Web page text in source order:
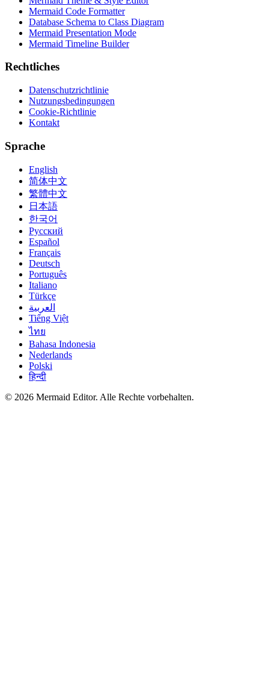
Mermaid Code Formatter
Database Schema to Class Diagram
Mermaid Presentation Mode
Mermaid Timeline Builder
Rechtliches
Datenschutzrichtlinie
Nutzungsbedingungen
Cookie-Richtlinie
Kontakt
Sprache
English
简体中文
繁體中文
日本語
한국어
Русский
Español
Français
Deutsch
Português
Italiano
Türkçe
العربية
Tiếng Việt
ไทย
Bahasa Indonesia
Nederlands
Polski
हिन्दी
© 2026 Mermaid Editor. Alle Rechte vorbehalten.